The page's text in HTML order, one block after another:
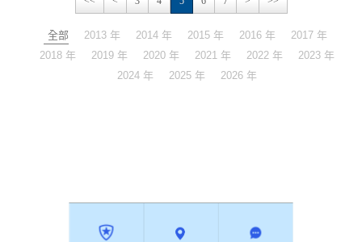
全部 2013 年 2014 年 2015 年 2016 年
2017 年
2018 年
2019 年 2020 年 2021 年 2022 年
2023 年
2024 年
2025 年 2026 年